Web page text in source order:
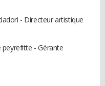
- Directeur artistique
- Gérante